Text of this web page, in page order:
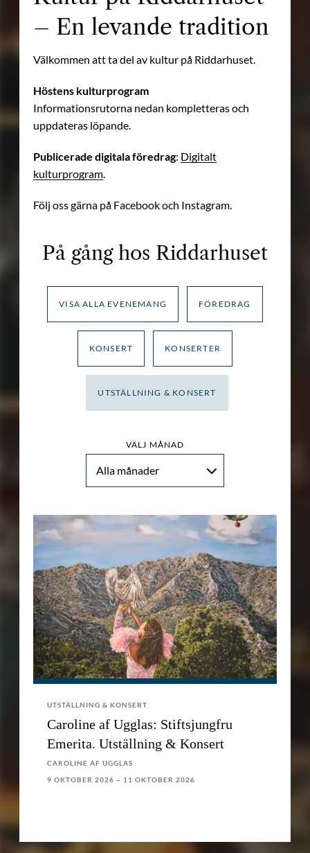
– En levande tradition
Välkommen att ta del av kultur på Riddarhuset.
Höstens kulturprogram
Informationsrutorna nedan kompletteras och
uppdateras löpande.
Publicerade digitala föredrag: Digitalt
kulturprogram.
Följ oss gärna på Facebook och Instagram.
På gång hos Riddarhuset
VISA ALLA EVENEMANG FÖREDRAG
KONSERT KONSERTER
UTSTÄLLNING & KONSERT
VÄLJ MÅNAD
Alla månader
UTSTÄLLNING & KONSERT
Caroline af Ugglas: Stiftsjungfru
Emerita. Utställning & Konsert
CAROLINE AF UGGLAS
9 OKTOBER 2026 – 11 OKTOBER 2026